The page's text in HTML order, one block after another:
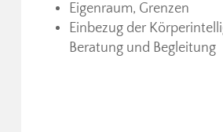
Eigenraum, Grenzen
Einbezug der
Beratung und Begleitung